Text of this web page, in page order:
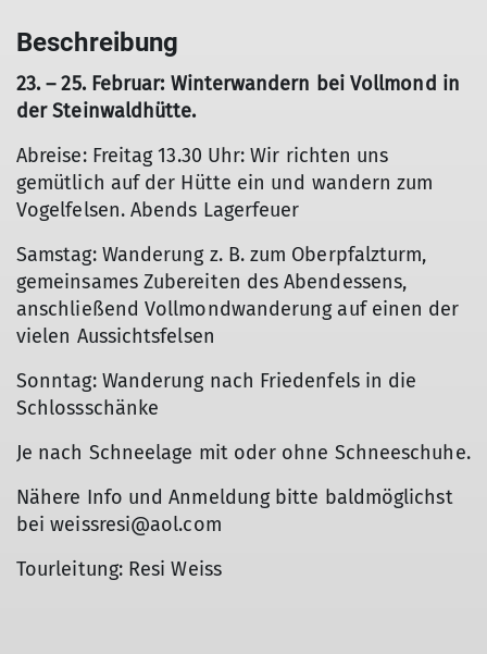
Beschreibung
23. – 25. Februar: Winterwandern bei Vollmond in
der Steinwaldhütte.
Abreise: Freitag 13.30 Uhr: Wir richten uns
gemütlich auf der Hütte ein und wandern zum
Vogelfelsen. Abends Lagerfeuer
Samstag: Wanderung z. B. zum Oberpfalzturm,
gemeinsames Zubereiten des Abendessens,
anschließend Vollmondwanderung auf einen der
vielen Aussichtsfelsen
Sonntag: Wanderung nach Friedenfels in die
Schlossschänke
Je nach Schneelage mit oder ohne Schneeschuhe.
Nähere Info und Anmeldung bitte baldmöglichst
bei weissresi@aol.com
Tourleitung: Resi Weiss